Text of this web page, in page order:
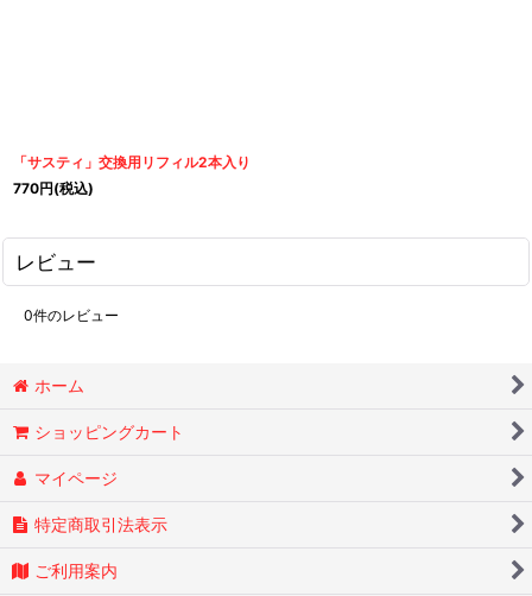
「サスティ」交換用リフィル2本入り
770円(税込)
レビュー
0件のレビュー
ホーム
ショッピングカート
マイページ
特定商取引法表示
ご利用案内